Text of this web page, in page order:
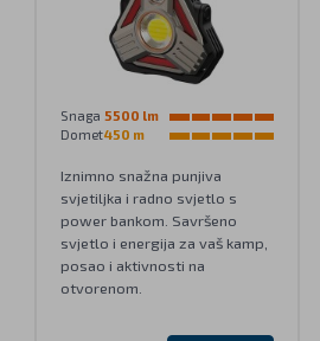
Snaga 5500 lm
Domet450 m
Iznimno snažna punjiva
svjetiljka i radno svjetlo s
power bankom. Savršeno
svjetlo i energija za vaš kamp,
posao i aktivnosti na
otvorenom.